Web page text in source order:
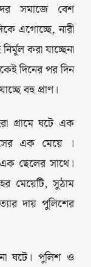
সমাজে বেশ
এগোচ্ছে, নারী
করা যাচ্ছেনা
দিনের পর দিন
বহু প্রাণ।
গ্রামে ঘটে এক
এক মেয়ে ।
ছেলের সাথে।
মেয়েটি, সুঠাম
দায় পুলিশের
ঘটে। পুলিশ ও